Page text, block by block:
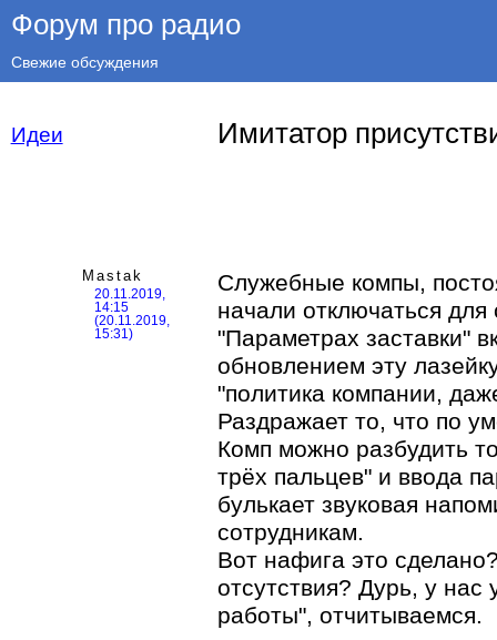
Форум про радио
Свежие обсуждения
Идеи Имитатор
Mastak
20.11.2019,
14:15
(20.11.2019,
15:31)
Служебные компы,
начали отключаться
"Параметрах заставки"
обновлением эту
"политика компании,
Раздражает то, что по
Комп можно разбудить
трёх пальцев" и ввода
булькает звуковая
сотрудникам.
Вот нафига это
отсутствия? Дурь, у нас
работы", отчитываемся.